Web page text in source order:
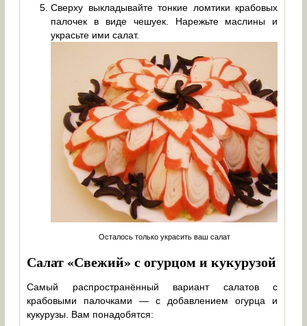
Сверху выкладывайте тонкие ломтики крабовых
палочек в виде чешуек. Нарежьте маслины и
украсьте ими салат.
Осталось только украсить ваш салат
Салат «Свежий» с огурцом и кукурузой
Самый распространённый вариант салатов с
крабовыми палочками — с добавлением огурца и
кукурузы. Вам понадобятся: